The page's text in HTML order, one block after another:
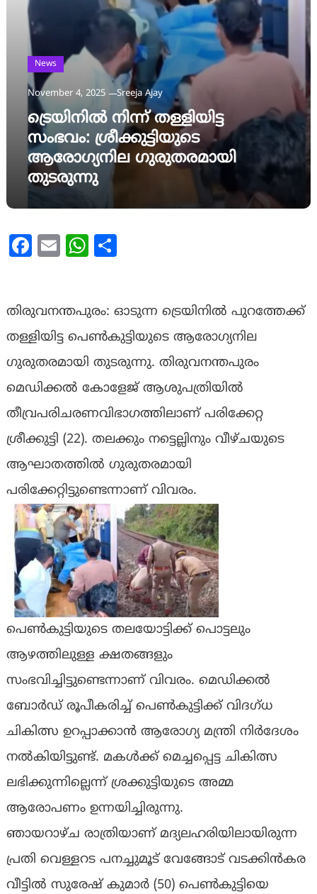
News
November 4, 2025 Sreeja Ajay
ട്രെയിനിൽ നിന്ന് തള്ളിയിട്ട
സംഭവം: ശ്രീക്കുട്ടിയുടെ
ആരോഗ്യനില ഗുരുതരമായി
തുടരുന്നു
Facebook
Email WhatsApp
തിരുവനന്തപുരം: ഓടുന്ന ട്രെയിനിൽ പുറത്തേക്ക്‌
തള്ളിയിട്ട പെൺകുട്ടിയുടെ ആരോഗ്യനില
ഗുരുതരമായി തുടരുന്നു. തിരുവനന്തപുരം
മെഡിക്കല്‍ കോളേജ് ആശുപത്രിയിൽ
തീവ്രപരിചരണവിഭാഗത്തിലാണ് പരിക്കേറ്റ
ശ്രീക്കുട്ടി (22). തലക്കും നട്ടെല്ലിനും വീഴ്ചയുടെ
ആഘാതത്തിൽ ഗുരുതരമായി
പരിക്കേറ്റിട്ടുണ്ടെന്നാണ് വിവരം.
പെൺകുട്ടിയുടെ തലയോട്ടിക്ക് പൊട്ടലും
ആഴത്തിലുള്ള ക്ഷതങ്ങളും
സംഭവിച്ചിട്ടുണ്ടെന്നാണ് വിവരം. മെഡിക്കൽ
ബോർഡ് രൂപീകരിച്ച് പെൺകുട്ടിക്ക് വിദഗ്ധ
ചികിത്സ ഉറപ്പാക്കാൻ ആരോഗ്യ മന്ത്രി നിർദേശം
നൽകിയിട്ടുണ്ട്. മകള്‍ക്ക് മെച്ചപ്പെട്ട ചികിത്സ
ലഭിക്കുന്നില്ലെന്ന് ശ്രക്കുട്ടിയുടെ അമ്മ
ആരോപണം ഉന്നയിച്ചിരുന്നു.
ഞായറാഴ്ച രാത്രിയാണ് മദ്യലഹരിയിലായിരുന്ന
പ്രതി വെള്ളറട പനച്ചുമൂട് വേങ്ങോട് വടക്കിൻകര
വീട്ടിൽ സുരേഷ് കുമാർ (50) പെൺകുട്ടിയെ